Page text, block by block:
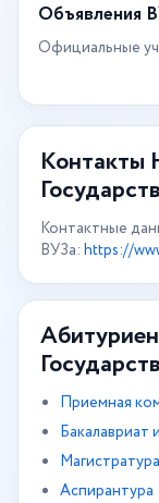
Объявления
Официальные
Контакты
Контактные
ВУЗа: https://
Приемная
Бакалавриат
Магистратура
Аспирантура